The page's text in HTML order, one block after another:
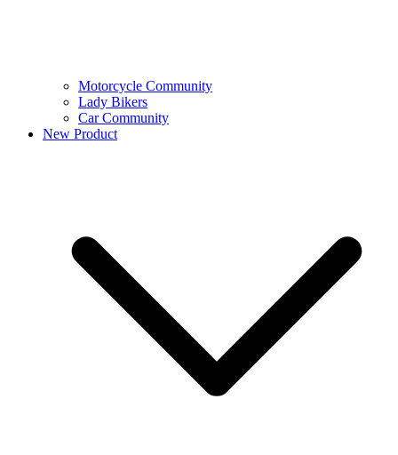
Motorcycle Community
Lady Bikers
Car Community
New Product